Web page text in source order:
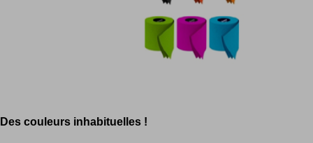
Des couleurs inhabituelles !